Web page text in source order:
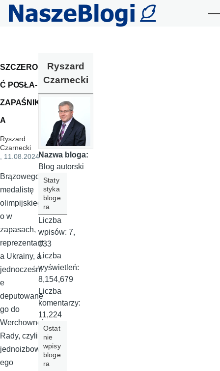
Przejdź do treści
SZCZEROŚ
Ć POSŁA-
ZAPAŚNIK
A
Ryszard
Czarnecki
, 11.08.2024
Brązowego
medalistę
olimpijskieg
o w
zapasach,
reprezentant
a Ukrainy, a
jednocześni
e
deputowane
go do
Werchownej
Rady, czyli
jednoizbow
ego
Ryszard
Czarnecki
Nazwa bloga:
Blog autorski
Staty
styka
bloge
ra
Liczba
wpisów: 7,
033
Liczba
wyświetleń:
8,154,679
Liczba
komentarzy:
11,224
Ostat
nie
wpisy
bloge
ra